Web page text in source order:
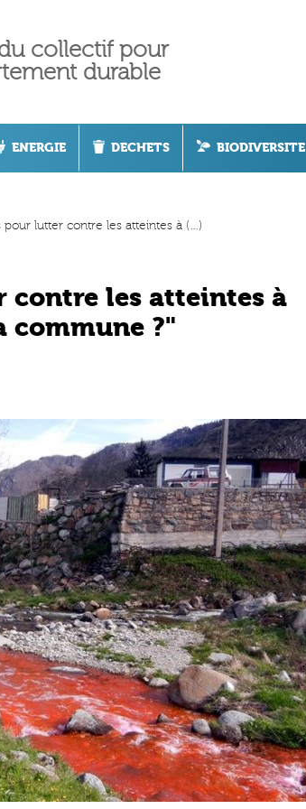
collectif pour
durable
ENERGIE DECHETS BIODIVERSITE
pour lutter contre les atteintes à (…)
les atteintes à
commune ?"